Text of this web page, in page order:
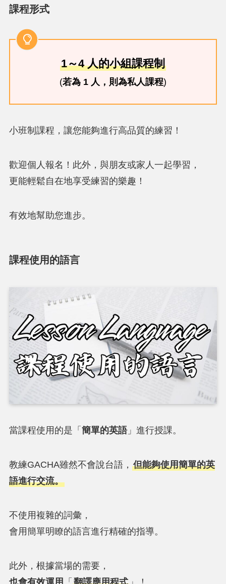
課程形式
1～4 人的小組課程制
(若為 1 人，則為私人課程)
小班制課程，讓您能夠進行高品質的練習！
歡迎個人報名！此外，與朋友或家人一起學習，
更能輕鬆自在地享受練習的樂趣！
有效地幫助您進步。
課程使用的語言
當課程使用的是「 簡單的英語」進行授課。
教練GACHA雖然不會說台語， 但能夠使用簡單的英
語進行交流。
不使用複雜的詞彙，
會用簡單明瞭的語言進行精確的指導。
此外，根據當場的需要，
也會有效運用
「 翻譯應用程式」！